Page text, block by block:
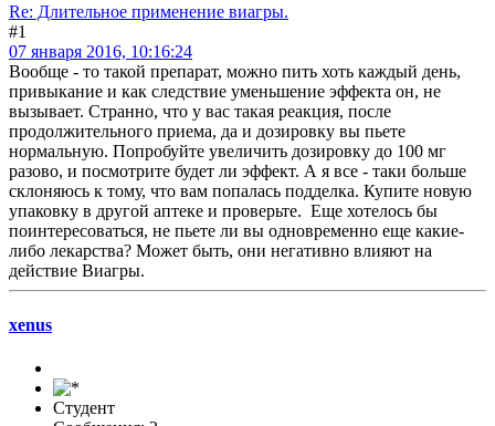
Re: Длительное применение виагры.
#1
07 января 2016, 10:16:24
Вообще - то такой препарат, можно пить хоть каждый день,
привыкание и как следствие уменьшение эффекта он, не
вызывает. Странно, что у вас такая реакция, после
продолжительного приема, да и дозировку вы пьете
нормальную. Попробуйте увеличить дозировку до 100 мг
разово, и посмотрите будет ли эффект. А я все - таки больше
склоняюсь к тому, что вам попалась подделка. Купите новую
упаковку в другой аптеке и проверьте. Еще хотелось бы
поинтересоваться, не пьете ли вы одновременно еще какие-
либо лекарства? Может быть, они негативно влияют на
действие Виагры.
xenus
Студент